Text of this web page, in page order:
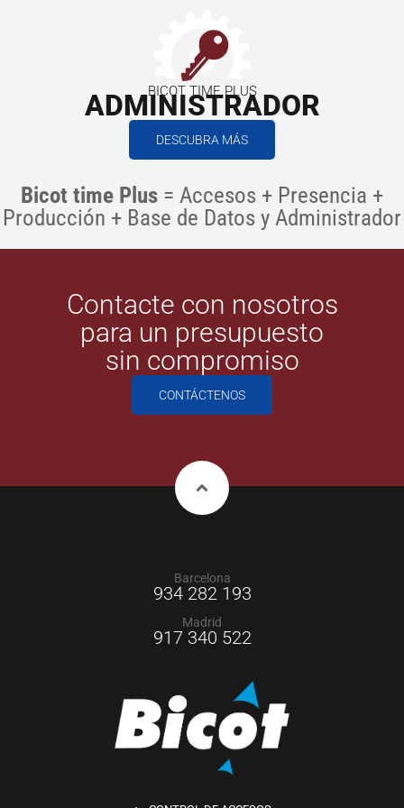
BICOT TIME PLUS
ADMINISTRADOR
DESCUBRA MÁS
Bicot time Plus = Accesos + Presencia +
Producción + Base de Datos y Administrador
Contacte con nosotros
para un presupuesto
sin compromiso
CONTÁCTENOS
Barcelona
934 282 193
Madrid
917 340 522